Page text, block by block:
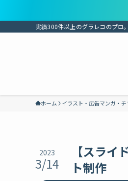
実績300件以上のグラレコのプロ
ホーム イラスト・広告マンガ・
【スラ
ト制作
2023
3/14